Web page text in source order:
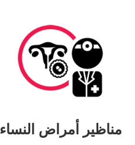
مناظير أمراض النساء